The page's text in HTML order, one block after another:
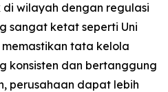
wilayah dengan regulasi
sangat ketat seperti Uni
memastikan tata kelola
konsisten dan bertanggung
perusahaan dapat lebih